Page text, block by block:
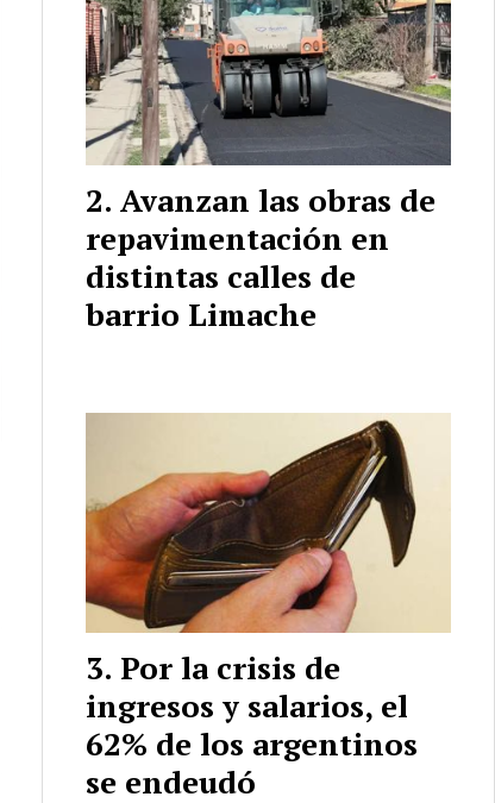
Avanzan las obras de
repavimentación en
distintas calles de
barrio Limache
Por la crisis de
ingresos y salarios, el
62% de los argentinos
se endeudó